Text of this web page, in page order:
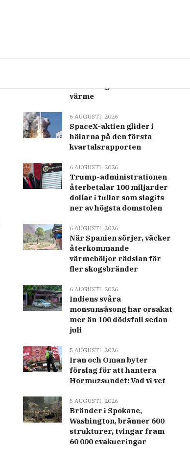
belastning från extrem
värme
6 AUGUSTI, 2026
SpaceX-aktien glider i
hälarna på den första
kvartalsrapporten
6 AUGUSTI, 2026
Trump-administrationen
återbetalar 100 miljarder
dollar i tullar som slagits
ner av högsta domstolen
6 AUGUSTI, 2026
När Spanien sörjer, väcker
återkommande
värmeböljor rädslan för
fler skogsbränder
6 AUGUSTI, 2026
Indiens svåra
monsunsäsong har orsakat
mer än 100 dödsfall sedan
juli
5 AUGUSTI, 2026
Iran och Oman byter
förslag för att hantera
Hormuzsundet: Vad vi vet
5 AUGUSTI, 2026
Bränder i Spokane,
Washington, bränner 600
strukturer, tvingar fram
60 000 evakueringar